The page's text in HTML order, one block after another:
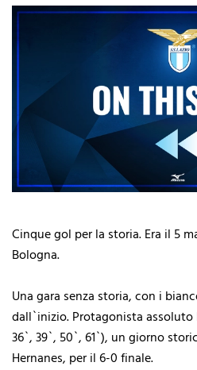
Cinque gol per la storia. Era il 5
Bologna.
Una gara senza storia, con i
dall`inizio. Protagonista
36`, 39`, 50`, 61`), un giorno
Hernanes, per il 6-0 finale.